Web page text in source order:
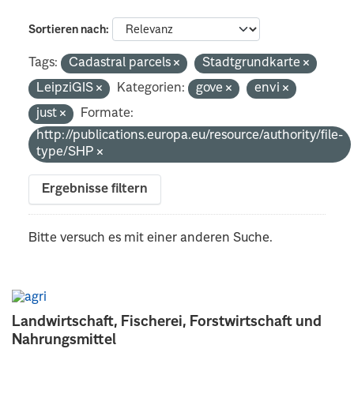
Landwirtschaft, Fischerei, Forstwirtschaft und
Nahrungsmittel
Sortieren nach
Tags: Cadastral parcels
Stadtgrundkarte
LeipziGIS
Kategorien: gove
envi
just
Formate:
http://publications.europa.eu/resource/authority/file-
type/SHP
Ergebnisse filtern
Bitte versuch es mit einer anderen Suche.